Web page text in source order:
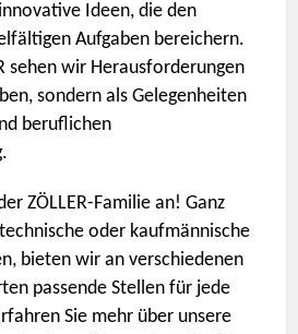
Ideen, die den
Aufgaben bereichern.
sehen wir Herausforderungen
sondern als Gelegenheiten
beruflichen
ZÖLLER-Familie an! Ganz
oder kaufmännische
bieten wir an verschiedenen
passende Stellen für jede
Sie mehr über unsere